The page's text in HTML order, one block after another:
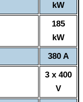
kW
185
kW
380 A
3 x 400
V